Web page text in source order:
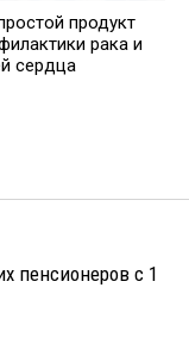
продукт
рака и
сердца
пенсионеров с 1